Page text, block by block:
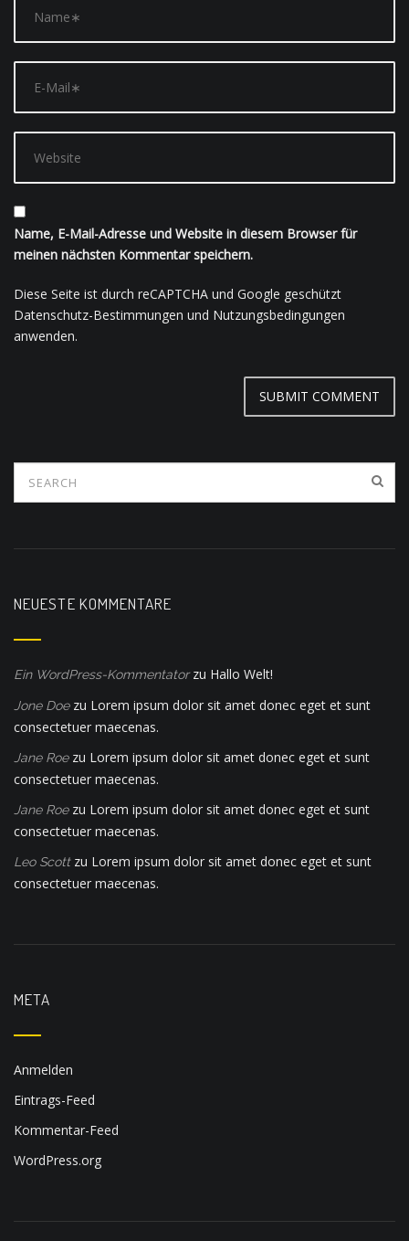
Name, E-Mail-Adresse und Website in diesem Browser für
meinen nächsten Kommentar speichern.
Diese Seite ist durch reCAPTCHA und Google geschützt
Datenschutz-Bestimmungen und Nutzungsbedingungen
anwenden.
NEUESTE KOMMENTARE
Ein WordPress-Kommentatorzu Hallo Welt!
Jone Doezu Lorem ipsum dolor sit amet donec eget et sunt
consectetuer maecenas.
Jane Roezu Lorem ipsum dolor sit amet donec eget et sunt
consectetuer maecenas.
Jane Roezu Lorem ipsum dolor sit amet donec eget et sunt
consectetuer maecenas.
Leo Scottzu Lorem ipsum dolor sit amet donec eget et sunt
consectetuer maecenas.
META
Anmelden
Eintrags-Feed
Kommentar-Feed
WordPress.org